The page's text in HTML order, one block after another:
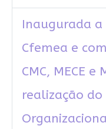
Inaugurada
Cfemea e
CMC, MECE e
realização